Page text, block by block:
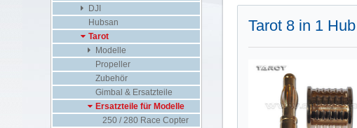
Tarot 8 in 1 Hub
DJI
Hubsan
Tarot
Modelle
Propeller
Zubehör
Gimbal & Ersatzteile
Ersatzteile für Modelle
250 / 280 Race Copter